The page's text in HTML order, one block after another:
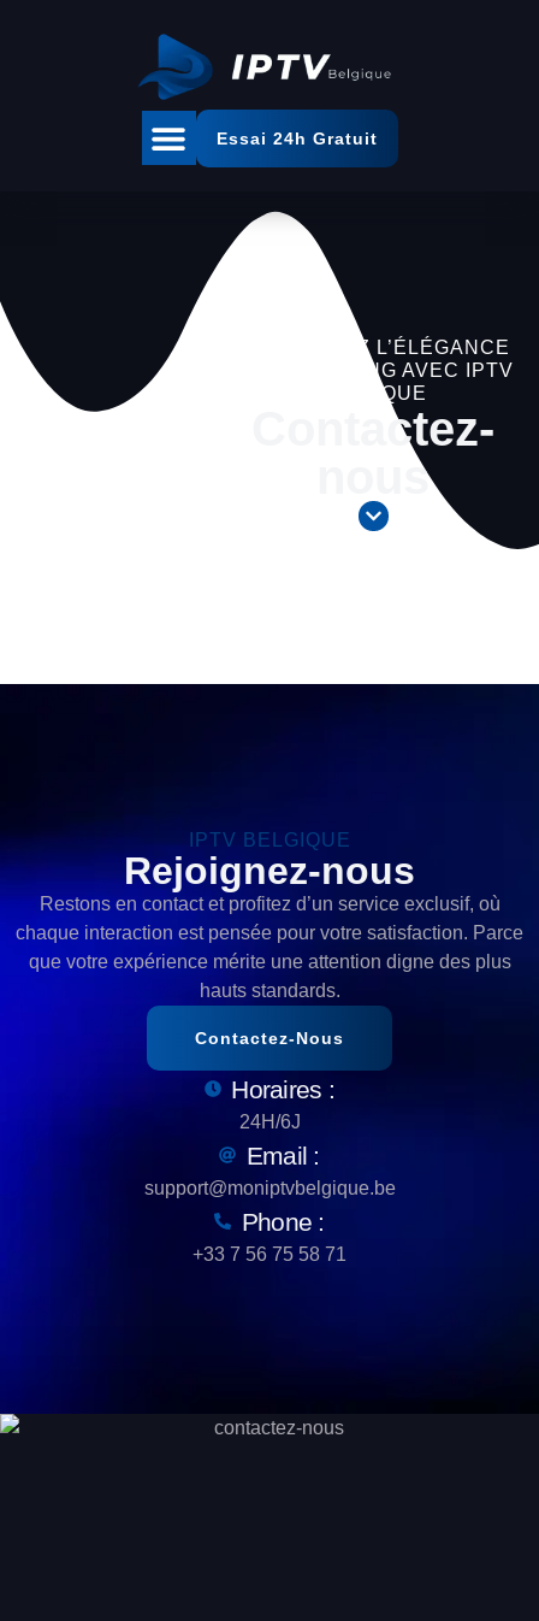
Essai 24h Gratuit
DÉCOUVREZ L’ÉLÉGANCE
DU STREAMING AVEC IPTV
BELGIQUE
Contactez-
nous
IPTV BELGIQUE
Rejoignez-nous
Restons en contact et profitez d’un service exclusif, où
chaque interaction est pensée pour votre satisfaction. Parce
que votre expérience mérite une attention digne des plus
hauts standards.
Contactez-Nous
Horaires :
24H/6J
Email :
support@moniptvbelgique.be
Phone :
+33 7 56 75 58 71